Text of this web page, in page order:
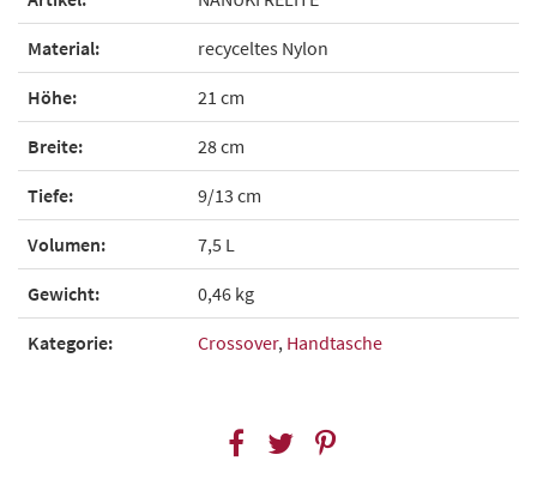
Material: recyceltes Nylon
Höhe: 21 cm
Breite: 28 cm
Tiefe: 9/13 cm
Volumen: 7,5 L
Gewicht: 0,46 kg
Kategorie: Crossover, Handtasche